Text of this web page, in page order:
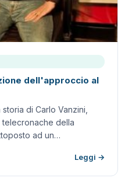
dell'approccio al
di Carlo Vanzini,
della
ad un…
Leggi →